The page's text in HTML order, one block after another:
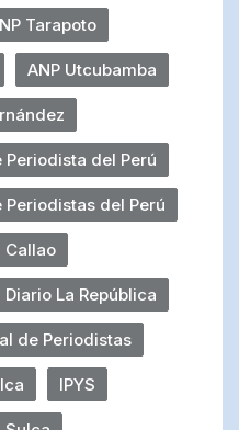
Tarapoto
ANP Utcubamba
del Perú
del Perú
Callao
Diario La República
de Periodistas
Ica IPYS